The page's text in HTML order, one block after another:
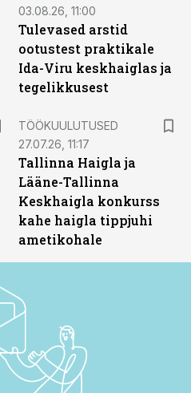
03.08.26, 11:00
Tulevased arstid
ootustest praktikale
Ida-Viru keskhaiglas ja
tegelikkusest
TÖÖKUULUTUSED
27.07.26, 11:17
Tallinna Haigla ja
Lääne-Tallinna
Keskhaigla konkurss
kahe haigla tippjuhi
ametikohale